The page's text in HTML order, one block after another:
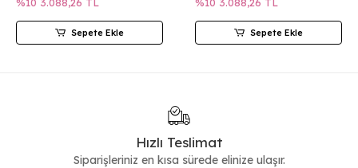
Sepete Ekle Sepete Ekle
Hızlı Teslimat
Siparişleriniz en kısa sürede elinize ulaşır.